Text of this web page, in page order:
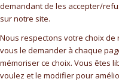
demandant de les accepter/
sur notre site.
Nous respectons votre choix
vous le demander à chaque
mémoriser ce choix. Vous êtes
voulez et le modifier pour